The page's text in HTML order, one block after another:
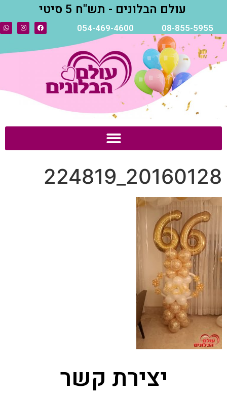
עולם הבלונים - תש"ח 5 סיטי
08-855-5955
054-469-4600
20160128_224819
יצירת קשר